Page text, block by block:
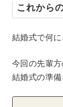
これから
結婚式で何に
今回の先輩
結婚式の準